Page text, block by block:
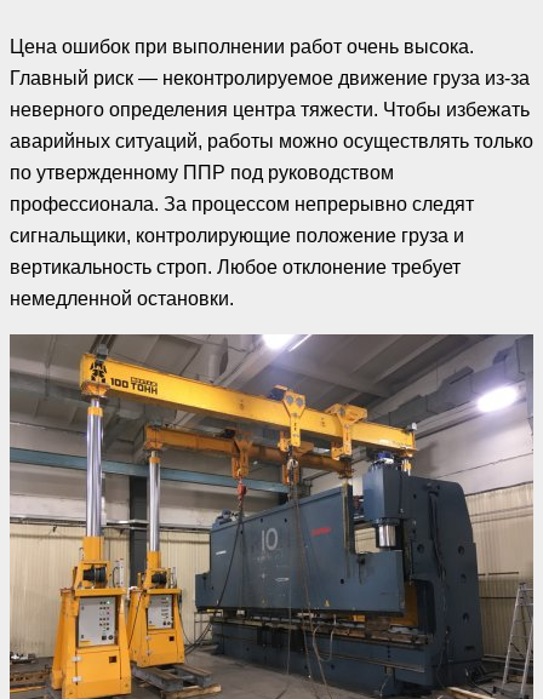
Цена ошибок при выполнении работ очень высока.
Главный риск — неконтролируемое движение груза из-за
неверного определения центра тяжести. Чтобы избежать
аварийных ситуаций, работы можно осуществлять только
по утвержденному ППР под руководством
профессионала. За процессом непрерывно следят
сигнальщики, контролирующие положение груза и
вертикальность строп. Любое отклонение требует
немедленной остановки.